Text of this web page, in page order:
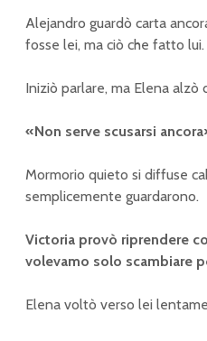
Alejandro guardò carta
fosse lei, ma ciò che fatto lui.
Iniziò parlare, ma Elena
«Non serve scusarsi
Mormorio quieto si diffuse
semplicemente guardarono.
Victoria provò riprendere
volevamo solo scambiare
Elena voltò verso lei